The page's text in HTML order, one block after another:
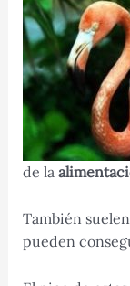
de la
También
pueden